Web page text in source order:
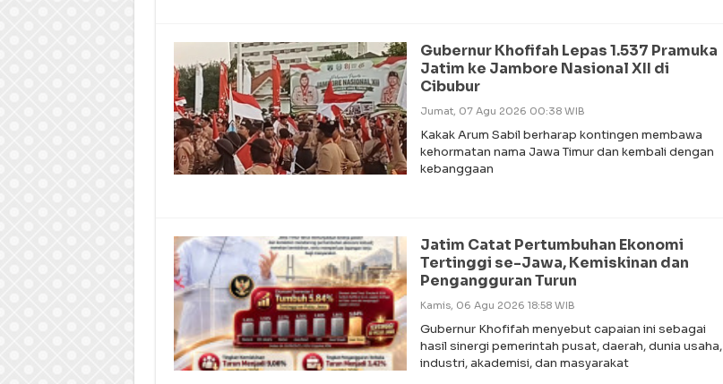
Gubernur Khofifah Lepas 1.537 Pramuka
Jatim ke Jambore Nasional XII di
Cibubur
Jumat, 07 Agu 2026 00:38 WIB
Kakak Arum Sabil berharap kontingen membawa
kehormatan nama Jawa Timur dan kembali dengan
kebanggaan
Jatim Catat Pertumbuhan Ekonomi
Tertinggi se-Jawa, Kemiskinan dan
Pengangguran Turun
Kamis, 06 Agu 2026 18:58 WIB
Gubernur Khofifah menyebut capaian ini sebagai
hasil sinergi pemerintah pusat, daerah, dunia usaha,
industri, akademisi, dan masyarakat